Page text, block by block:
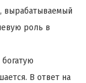
вырабатываемый
роль в
В ответ на